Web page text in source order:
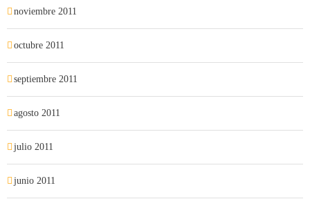
noviembre 2011
octubre 2011
septiembre 2011
agosto 2011
julio 2011
junio 2011